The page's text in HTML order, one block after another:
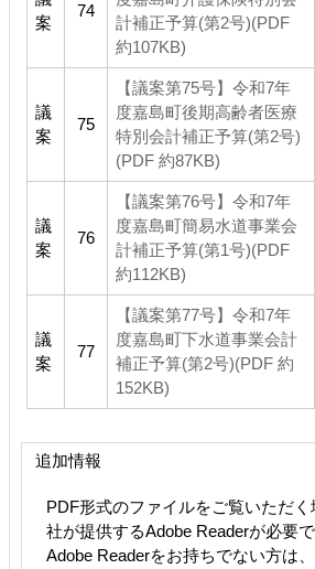
案
74
計補正予算(第2号)(PDF
約107KB)
議
案
75
【議案第75号】令和7年
度嘉島町後期高齢者医療
特別会計補正予算(第2号)
(PDF 約87KB)
議
案
76
【議案第76号】令和7年
度嘉島町簡易水道事業会
計補正予算(第1号)(PDF
約112KB)
議
案
77
【議案第77号】令和7年
度嘉島町下水道事業会計
補正予算(第2号)(PDF 約
152KB)
追加情報
PDF形式のファイルをご覧いただ
社が提供するAdobe Readerが必要で
Adobe Readerをお持ちでない方は